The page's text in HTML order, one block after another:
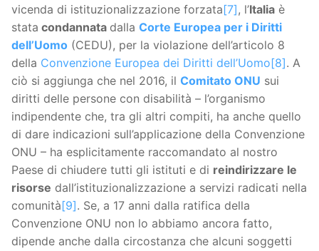
vicenda di istituzionalizzazione forzata[7], l’Italia è
stata condannata dalla Corte Europea per i Diritti
dell’Uomo (CEDU), per la violazione dell’articolo 8
della Convenzione Europea dei Diritti dell’Uomo[8]. A
ciò si aggiunga che nel 2016, il Comitato ONU sui
diritti delle persone con disabilità – l’organismo
indipendente che, tra gli altri compiti, ha anche quello
di dare indicazioni sull’applicazione della Convenzione
ONU – ha esplicitamente raccomandato al nostro
Paese di chiudere tutti gli istituti e di reindirizzare le
risorse dall’istituzionalizzazione a servizi radicati nella
comunità[9]. Se, a 17 anni dalla ratifica della
Convenzione ONU non lo abbiamo ancora fatto,
dipende anche dalla circostanza che alcuni soggetti